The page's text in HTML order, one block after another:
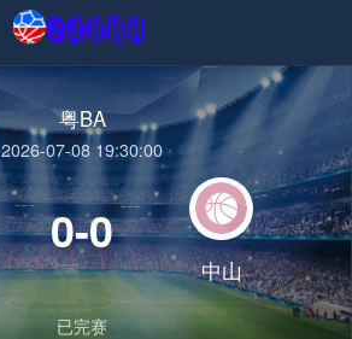
粤BA
2026-07-08 19:30:00
0-0
中山
已完赛